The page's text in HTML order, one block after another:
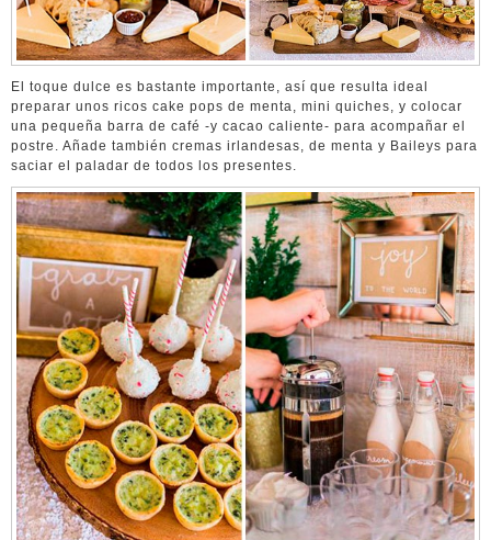
El toque dulce es bastante importante, así que resulta ideal
preparar unos ricos cake pops de menta, mini quiches, y colocar
una pequeña barra de café -y cacao caliente- para acompañar el
postre. Añade también cremas irlandesas, de menta y Baileys para
saciar el paladar de todos los presentes.